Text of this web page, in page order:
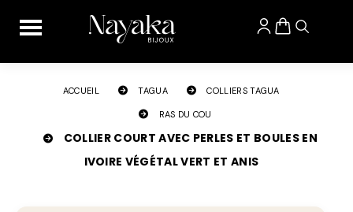
ACCUEIL TAGUA COLLIERS TAGUA
RAS DU COU
COLLIER COURT AVEC PERLES ET BOULES EN
IVOIRE VÉGÉTAL VERT ET ANIS